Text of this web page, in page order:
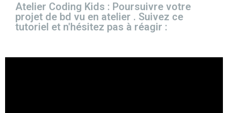
Atelier Coding Kids : Poursuivre votre
projet de bd vu en atelier . Suivez ce
tutoriel et n'hésitez pas à réagir :